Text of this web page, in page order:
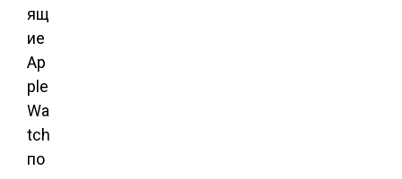
ящ
ие
Ap
ple
Wa
tch
по